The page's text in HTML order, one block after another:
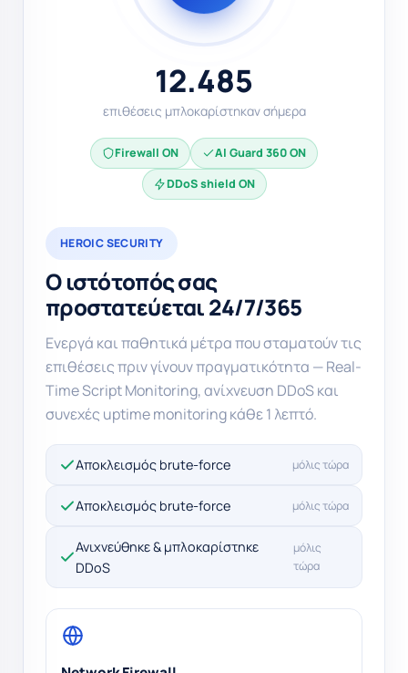
12.485
επιθέσεις μπλοκαρίστηκαν σήμερα
Firewall ON
AI Guard 360 ON
DDoS shield ON
HEROIC SECURITY
Ο ιστότοπός σας
προστατεύεται 24/7/365
Ενεργά και παθητικά μέτρα που σταματούν τις
επιθέσεις πριν γίνουν πραγματικότητα — Real-
Time Script Monitoring, ανίχνευση DDoS και
συνεχές uptime monitoring κάθε 1 λεπτό.
Malware σε καραντίνα μόλις τώρα
Αποκλεισμός brute-force μόλις τώρα
Αποκλεισμός brute-force μόλις τώρα
Network Firewall